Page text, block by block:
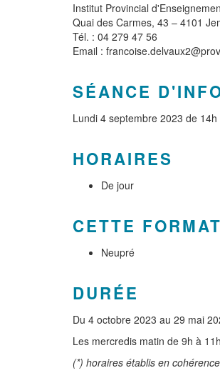
Institut Provincial
Quai des Carmes, 43 – 4101
Tél. : 04 279 47 56
Email :
SÉANCE
Lundi 4 septembre 2023 de
HORAIRES
De jour
CETTE
Neupré
DURÉE
Du 4 octobre 2023 au 29 mai
Les mercredis matin de 9h à
(*) horaires établis en